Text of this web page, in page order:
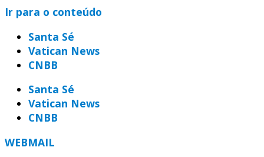
Ir para o conteúdo
Santa Sé
Vatican News
CNBB
Santa Sé
Vatican News
CNBB
WEBMAIL